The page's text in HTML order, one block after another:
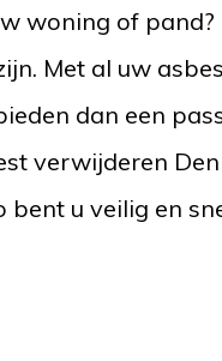
woning of pand?
Met al uw
dan een
verwijderen
bent u veilig en